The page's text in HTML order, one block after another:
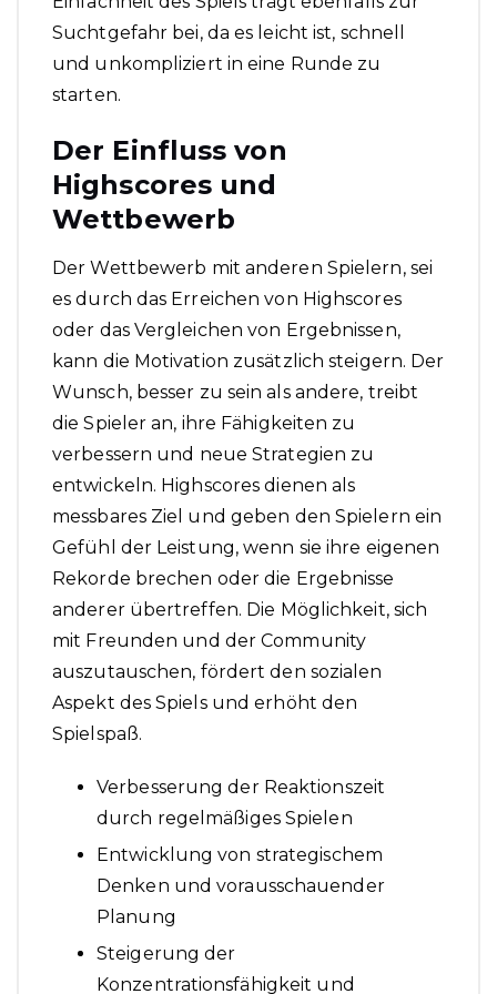
Suchtgefahr bei, da es leicht ist, schnell
und unkompliziert in eine Runde zu
starten.
Der Einfluss von
Highscores und
Wettbewerb
Der Wettbewerb mit anderen Spielern, sei
es durch das Erreichen von Highscores
oder das Vergleichen von Ergebnissen,
kann die Motivation zusätzlich steigern. Der
Wunsch, besser zu sein als andere, treibt
die Spieler an, ihre Fähigkeiten zu
verbessern und neue Strategien zu
entwickeln. Highscores dienen als
messbares Ziel und geben den Spielern ein
Gefühl der Leistung, wenn sie ihre eigenen
Rekorde brechen oder die Ergebnisse
anderer übertreffen. Die Möglichkeit, sich
mit Freunden und der Community
auszutauschen, fördert den sozialen
Aspekt des Spiels und erhöht den
Spielspaß.
Verbesserung der Reaktionszeit
durch regelmäßiges Spielen
Entwicklung von strategischem
Denken und vorausschauender
Planung
Steigerung der
Konzentrationsfähigkeit und